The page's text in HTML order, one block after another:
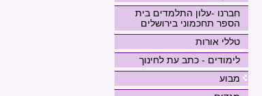
חברנו -עלון התלמדים בית
הספר תחכמוני בירושלים
טללי אורות
לימודים - כתב עת לחינוך
מבוע